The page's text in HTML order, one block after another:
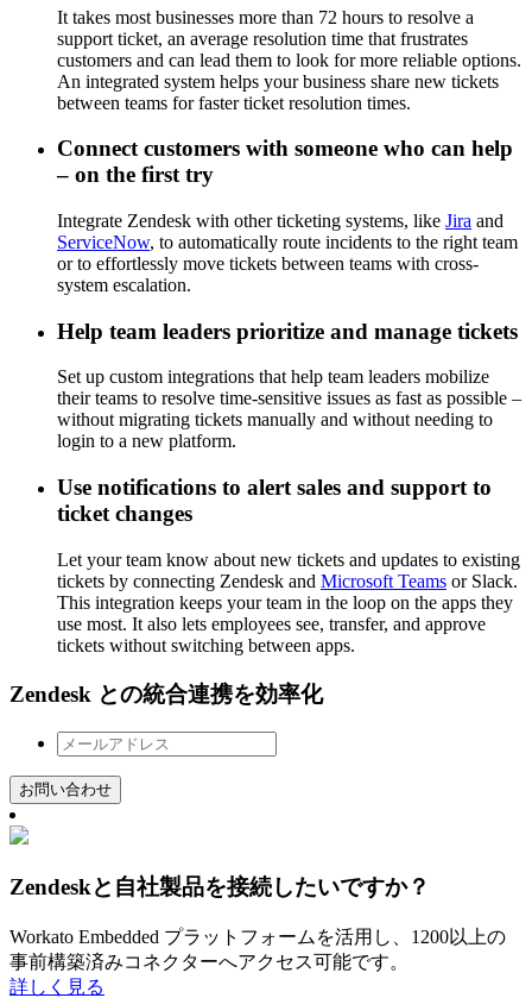
It takes most businesses more than 72 hours to resolve a
support ticket, an average resolution time that frustrates
customers and can lead them to look for more reliable options.
An integrated system helps your business share new tickets
between teams for faster ticket resolution times.
Connect customers with someone who can help
– on the first try
Integrate Zendesk with other ticketing systems, like Jira and
ServiceNow, to automatically route incidents to the right team
or to effortlessly move tickets between teams with cross-
system escalation.
Help team leaders prioritize and manage tickets
Set up custom integrations that help team leaders mobilize
their teams to resolve time-sensitive issues as fast as possible –
without migrating tickets manually and without needing to
login to a new platform.
Use notifications to alert sales and support to
ticket changes
Let your team know about new tickets and updates to existing
tickets by connecting Zendesk and Microsoft Teams or Slack.
This integration keeps your team in the loop on the apps they
use most. It also lets employees see, transfer, and approve
tickets without switching between apps.
Zendesk との統合連携を効率化
お問い合わせ
Zendeskと自社製品を接続したいですか？
Workato Embedded プラットフォームを活用し、1200以上の
事前構築済みコネクターへアクセス可能です。
詳しく見る